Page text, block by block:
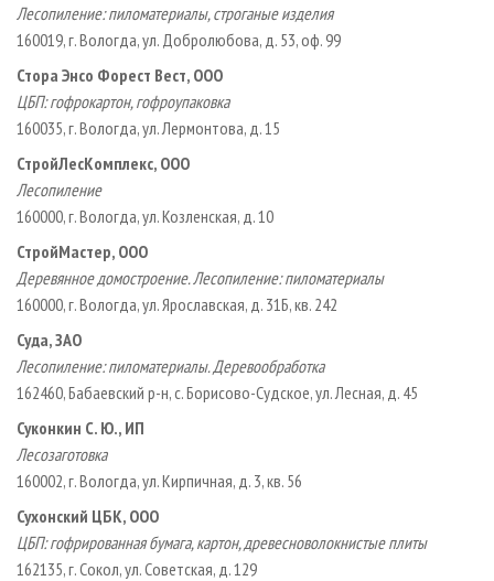
Лесопиление: пиломатериалы, строганые изделия
160019, г. Вологда, ул. Добролюбова, д. 53, оф. 99
Стора Энсо Форест Вест, ООО
ЦБП: гофрокартон, гофроупаковка
160035, г. Вологда, ул. Лермонтова, д. 15
СтройЛесКомплекс, ООО
Лесопиление
160000, г. Вологда, ул. Козленская, д. 10
СтройМастер, ООО
Деревянное домостроение. Лесопиление: пиломатериалы
160000, г. Вологда, ул. Ярославская, д. 31Б, кв. 242
Суда, ЗАО
Лесопиление: пиломатериалы. Деревообработка
162460, Бабаевский р-­н, с. Борисово­-Судское, ул. Лесная, д. 45
Суконкин С. Ю., ИП
Лесозаготовка
160002, г. Вологда, ул. Кирпичная, д. 3, кв. 56
Сухонский ЦБК, ООО
ЦБП: гофрированная бумага, картон, древесноволокнистые плиты
162135, г. Сокол, ул. Советская, д. 129